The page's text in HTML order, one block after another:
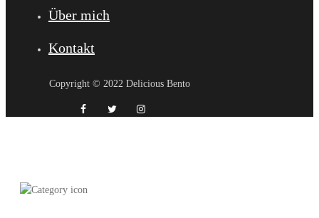
Über mich
Kontakt
Copyright © 2022 Delicious Bento